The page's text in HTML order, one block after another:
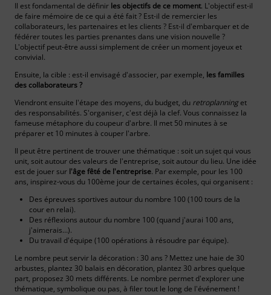
Il est fondamental de définir les objectifs de ce moment. L'objectif est-il
de faire mémoire de ce qui a été fait ? Est-il de remercier les
collaborateurs, les partenaires et les clients ? Est-il d'embarquer et de
fédérer toutes les parties prenantes dans une vision nouvelle ?
L'objectif peut-être aussi simplement de créer un moment joyeux et
convivial.
Ensuite, la cible : est-il envisagé d'associer, par exemple, les familles
des collaborateurs ?
Viendront ensuite l'étape des moyens, du budget, du retroplanninget
des responsabilités. S'organiser, c'est déjà la clef. Vous connaissez la
fameuse métaphore du coupeur d'arbre. Il met 50 minutes à se
préparer et 10 minutes à couper l'arbre.
Il peut être pertinent de trouver une thématique : soit un sujet qui vous
unit, soit autour des valeurs de l'entreprise, soit autour du lieu. Une idée
est de jouer sur l'âge fêté de l'entreprise. Par exemple, pour les 100
ans, inspirez-vous du 100ème jour de certaines écoles, qui organisent :
Des épreuves sportives autour du nombre 100 (100 tours de la
cour en relai).
Des réflexions autour du nombre 100 (quand j'aurai 100 ans,
j'aimerais…).
Du travail d'équipe (100 opérations à résoudre par équipe).
Le nombre peut servir la décoration : 30 ans ? Mettez une haie de 30
arbustes, plantez 30 balais en décoration, plantez 30 arbres quelque
part, proposez 30 mets différents. Le nombre permet d'explorer une
thématique, symbolique ou pas, à filer tout le long de l'événement !